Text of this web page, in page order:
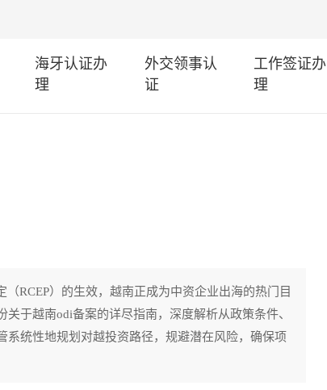
海牙认证办
理
外交领事认
证
工作签证办
理
RCEP）的生效，越南正成为中资企业出海的热门目
于越南odi备案的详尽指南，深度解析从政策条件、
统性地规划对越投资路径，规避潜在风险，确保项